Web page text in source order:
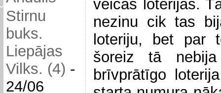
Stirnu
buks.
Liepājas
Vilks. (4) -
24/06
veicas loterijās.
nezinu cik tas
loteriju, bet par
šoreiz tā nebija
brīvprātīgo